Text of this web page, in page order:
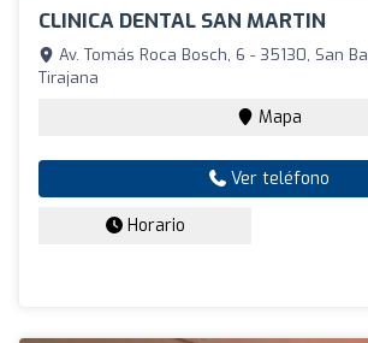
CLINICA DENTAL SAN MARTIN
Av. Tomás Roca Bosch, 6 - 35130, San
Tirajana
Mapa
Ver teléfono
Horario